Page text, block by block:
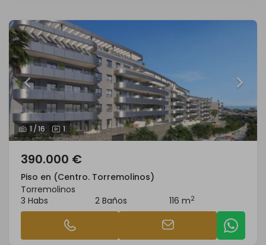
1 /16 1
390.000 €
Piso en (Centro. Torremolinos)
Torremolinos
3 Habs
2 Baños 116 m2